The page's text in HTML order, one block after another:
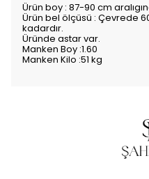
Ürün boy : 87-90 cm
Ürün bel ölçüsü : Çevrede
kadardır.
Üründe astar var.
Manken Boy :1.60
Manken Kilo :51 kg